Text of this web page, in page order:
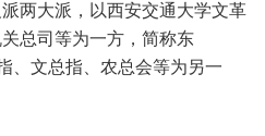
两大派，以西安交通大学文革
总司等为一方，简称东
、文总指、农总会等为另一